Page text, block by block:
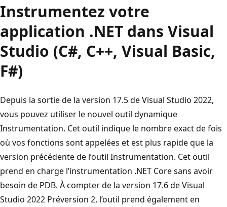
Instrumentez votre
application .NET dans Visual
Studio (C#, C++, Visual Basic,
F#)
Depuis la sortie de la version 17.5 de Visual Studio 2022,
vous pouvez utiliser le nouvel outil dynamique
Instrumentation. Cet outil indique le nombre exact de fois
où vos fonctions sont appelées et est plus rapide que la
version précédente de l’outil Instrumentation. Cet outil
prend en charge l’instrumentation .NET Core sans avoir
besoin de PDB. À compter de la version 17.6 de Visual
Studio 2022 Préversion 2, l’outil prend également en